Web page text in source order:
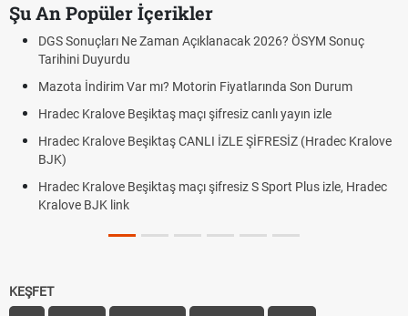
Şu An Popüler İçerikler
DGS Sonuçları Ne Zaman Açıklanacak 2026? ÖSYM Sonuç
Tarihini Duyurdu
Mazota İndirim Var mı? Motorin Fiyatlarında Son Durum
Hradec Kralove Beşiktaş maçı şifresiz canlı yayın izle
Hradec Kralove Beşiktaş CANLI İZLE ŞİFRESİZ (Hradec Kralove
BJK)
Hradec Kralove Beşiktaş maçı şifresiz S Sport Plus izle, Hradec
Kralove BJK link
KEŞFET